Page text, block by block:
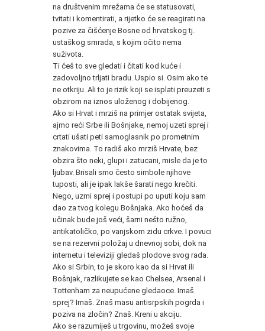
na društvenim mrežama će se statusovati,
tvitati i komentirati, a rijetko će se reagirati na
pozive za čišćenje Bosne od hrvatskog tj.
ustaškog smrada, s kojim očito nema
suživota.
Ti ćeš to sve gledati i čitati kod kuće i
zadovoljno trljati bradu. Uspio si. Osim ako te
ne otkriju. Ali to je rizik koji se isplati preuzeti s
obzirom na iznos uloženog i dobijenog.
Ako si Hrvat i mrziš na primjer ostatak svijeta,
ajmo reći Srbe ili Bošnjake, nemoj uzeti sprej i
crtati ušati peti samoglasnik po prometnim
znakovima. To radiš ako mrziš Hrvate, bez
obzira što neki, glupi i zatucani, misle da je to
ljubav. Brisali smo često simbole njihove
tuposti, ali je ipak lakše šarati nego krečiti.
Nego, uzmi sprej i postupi po uputi koju sam
dao za tvog kolegu Bošnjaka. Ako hoćeš da
učinak bude još veći, šarni nešto ružno,
antikatoličko, po vanjskom zidu crkve. I povuci
se na rezervni položaj u dnevnoj sobi, dok na
internetu i televiziji gledaš plodove svog rada.
Ako si Srbin, to je skoro kao da si Hrvat ili
Bošnjak, razlikujete se kao Chelsea, Arsenal i
Tottenham za neupućene gledaoce. Imaš
sprej? Imaš. Znaš masu antisrpskih pogrda i
poziva na zločin? Znaš. Kreni u akciju.
Ako se razumiješ u trgovinu, možeš svoje